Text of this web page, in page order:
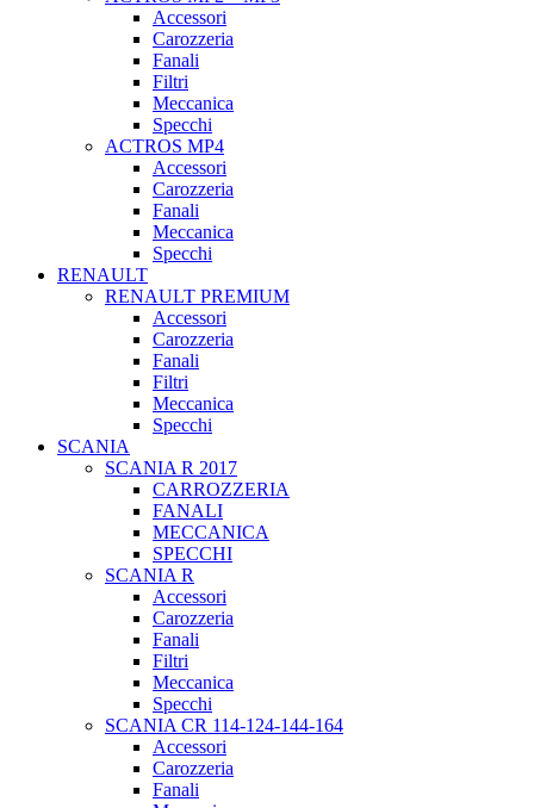
Accessori
Carozzeria
Fanali
Filtri
Meccanica
Specchi
ACTROS MP4
Accessori
Carozzeria
Fanali
Meccanica
Specchi
RENAULT
RENAULT PREMIUM
Accessori
Carozzeria
Fanali
Filtri
Meccanica
Specchi
SCANIA
SCANIA R 2017
CARROZZERIA
FANALI
MECCANICA
SPECCHI
SCANIA R
Accessori
Carozzeria
Fanali
Filtri
Meccanica
Specchi
SCANIA CR 114-124-144-164
Accessori
Carozzeria
Fanali